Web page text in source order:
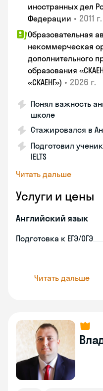
иностранных дел
Федерации • 2011 г.
Образовательная
некоммерческая
дополнительного
образования
«СКАЕНГ») • 2026 г.
Понял важность
школе
Стажировался в
Подготовил
IELTS
Читать дальше
Услуги и цены
Английский язык
Подготовка к ЕГЭ/ОГЭ
Читать дальше